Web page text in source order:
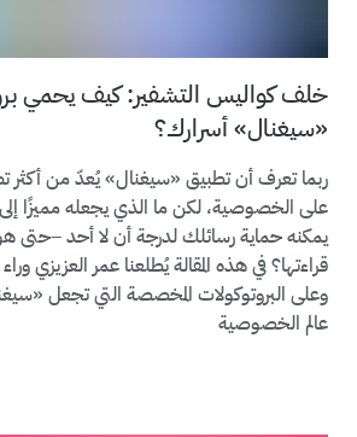
خلف كواليس التشفير: كيف يحمي
«سيغنال» أسرارك؟
ربما تعرف أن تطبيق «سيغنال» يُعدّ من أكثر
على الخصوصية، لكن ما الذي يجعله مميزًا
يمكنه حماية رسائلك لدرجة أن لا أحد
قراءتها؟ في هذه المقالة يُطلعنا عمر العزيزي
وعلى البروتوكولات المخصصة التي تجعل
عالم الخصوصية